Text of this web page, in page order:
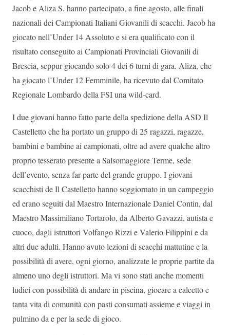
Jacob e Aliza S. hanno partecipato, a fine agosto, alle finali
nazionali dei Campionati Italiani Giovanili di scacchi. Jacob ha
giocato nell’Under 14 Assoluto e si era qualificato con il
risultato conseguito ai Campionati Provinciali Giovanili di
Brescia, seppur giocando solo 4 dei 6 turni di gara. Aliza, che
ha giocato l’Under 12 Femminile, ha ricevuto dal Comitato
Regionale Lombardo della FSI una wild-card.
I due giovani hanno fatto parte della spedizione della ASD Il
Castelletto che ha portato un gruppo di 25 ragazzi, ragazze,
bambini e bambine ai campionati, oltre ad avere qualche altro
proprio tesserato presente a Salsomaggiore Terme, sede
dell’evento, senza far parte del grande gruppo. I giovani
scacchisti de Il Castelletto hanno soggiornato in un campeggio
ed erano seguiti dal Maestro Internazionale Daniel Contin, dal
Maestro Massimiliano Tortarolo, da Alberto Gavazzi, autista e
cuoco, dagli istruttori Volfango Rizzi e Valerio Filippini e da
altri due adulti. Hanno avuto lezioni di scacchi mattutine e la
possibilità di avere, ogni giorno, analizzate le proprie partite da
almeno uno degli istruttori. Ma vi sono stati anche momenti
ludici con possibilità di andare in piscina, giocare a calcetto e
tanta vita di comunità con pasti consumati assieme e viaggi in
pulmino da e per la sede di gioco.